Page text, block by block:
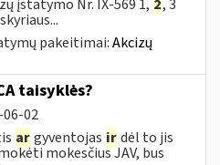
įstatymo Nr. IX-569 1, 2, 3
pakeitimai:Akcizų
taisyklės?
06-02
argyventojas irdėl to jis
mokesčius JAV, bus